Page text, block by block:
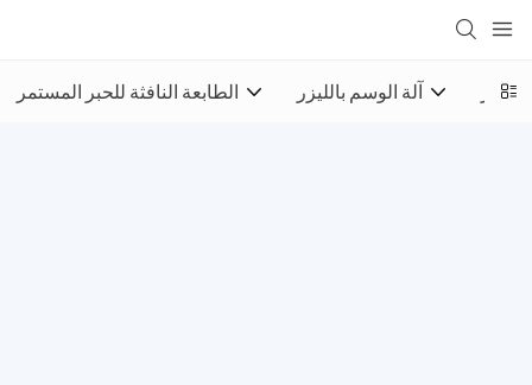
الطابعة النافثة للحبر المستمر آلة الوسم بالليزر